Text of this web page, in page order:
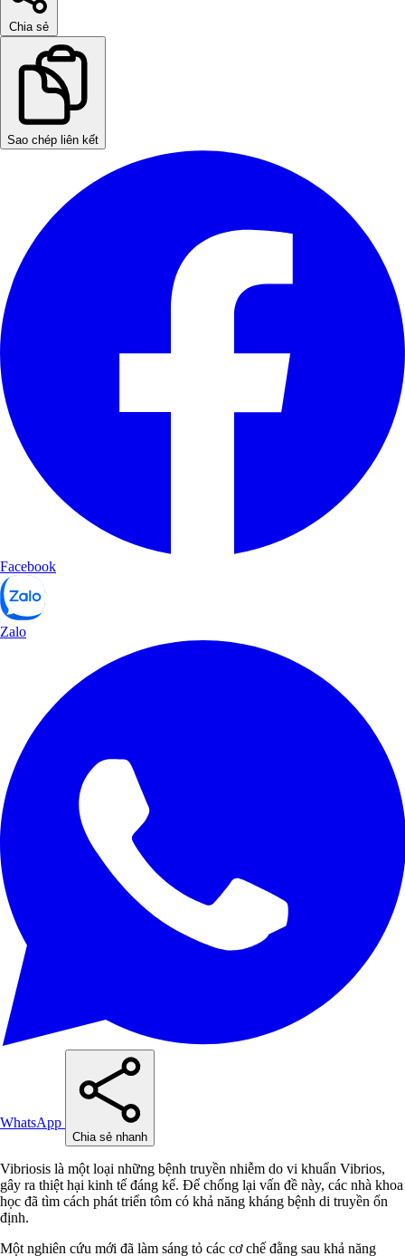
Chia sẻ
Sao chép liên kết
Facebook
Zalo
WhatsApp
Chia sẻ nhanh
Vibriosis là một loại những bệnh truyền nhiễm do vi khuẩn Vibrios,
gây ra thiệt hại kinh tế đáng kể. Để chống lại vấn đề này, các nhà khoa
học đã tìm cách phát triển tôm có khả năng kháng bệnh di truyền ổn
định.
Một nghiên cứu mới đã làm sáng tỏ các cơ chế đằng sau khả năng